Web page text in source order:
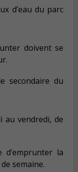
d’eau du parc
doivent se
secondaire du
au vendredi, de
d’emprunter la
semaine.